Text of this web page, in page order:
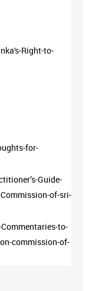
Right-to-
for-
Guide-
of-sri-
to-
commission-of-